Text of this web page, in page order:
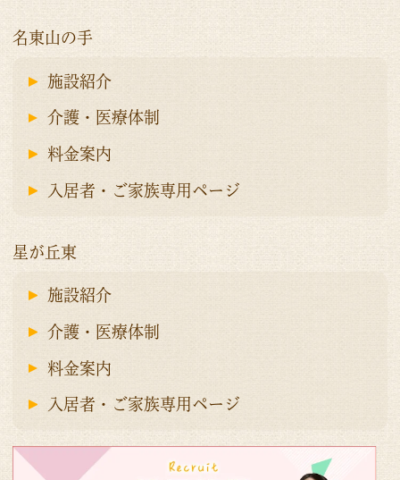
名東山の手
施設紹介
介護・医療体制
料金案内
入居者・ご家族専用ページ
星が丘東
施設紹介
介護・医療体制
料金案内
入居者・ご家族専用ページ